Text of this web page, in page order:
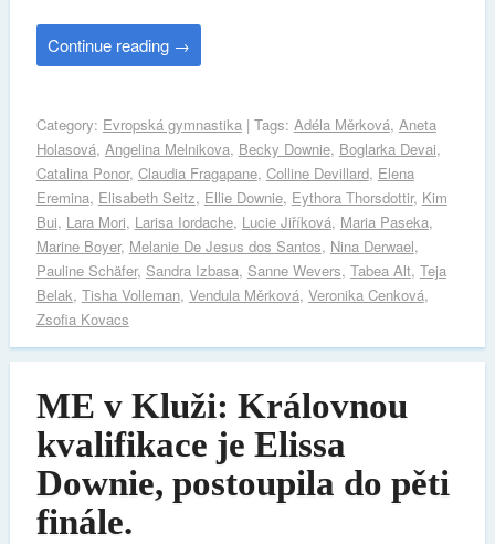
Continue reading →
Category: Evropská gymnastika| Tags: Adéla Měrková, Aneta
Holasová, Angelina Melnikova, Becky Downie, Boglarka Devai,
Catalina Ponor, Claudia Fragapane, Colline Devillard, Elena
Eremina, Elisabeth Seitz, Ellie Downie, Eythora Thorsdottir, Kim
Bui, Lara Mori, Larisa Iordache, Lucie Jiříková, Maria Paseka,
Marine Boyer, Melanie De Jesus dos Santos, Nina Derwael,
Pauline Schäfer, Sandra Izbasa, Sanne Wevers, Tabea Alt, Teja
Belak, Tisha Volleman, Vendula Měrková, Veronika Cenková,
Zsofia Kovacs
ME v Kluži: Královnou
kvalifikace je Elissa
Downie, postoupila do pěti
finále.